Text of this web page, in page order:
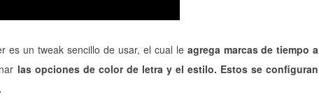
es un tweak sencillo de usar, el cual le agrega marcas de tiempo a
las opciones de color de letra y el estilo. Estos se configuran